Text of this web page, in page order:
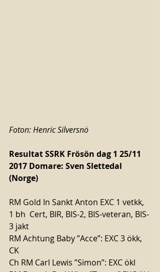
Foton: Henric Silversnö
Resultat SSRK Frösön dag 1 25/11
2017 Domare: Sven Slettedal
(Norge)
RM Gold In Sankt Anton EXC 1 vetkk,
1 bh  Cert, BIR, BIS-2, BIS-veteran, BIS-
3 jakt
RM Achtung Baby ”Acce”: EXC 3 ökk,
CK
Ch RM Carl Lewis ”Simon”: EXC ökl